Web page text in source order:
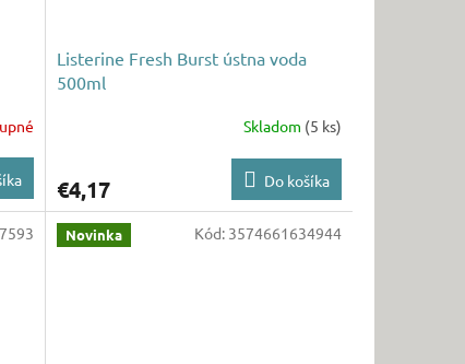
Listerine Fresh Burst ústna voda
500ml
Skladom (5 ks)
€4,17 Do košíka
Novinka Kód: 3574661634944